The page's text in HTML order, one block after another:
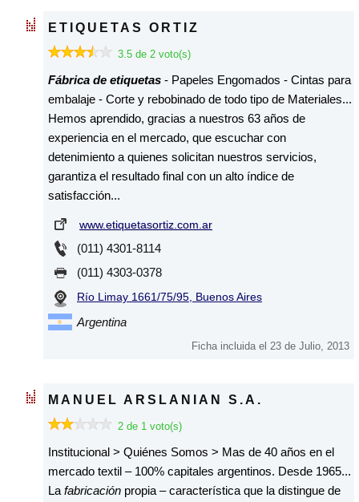
ETIQUETAS ORTIZ
3.5 de 2 voto(s)
Fábrica de etiquetas - Papeles Engomados - Cintas para
embalaje - Corte y rebobinado de todo tipo de Materiales...
Hemos aprendido, gracias a nuestros 63 años de
experiencia en el mercado, que escuchar con
detenimiento a quienes solicitan nuestros servicios,
garantiza el resultado final con un alto índice de
satisfacción...
www.etiquetasortiz.com.ar
(011) 4301-8114
(011) 4303-0378
Río Limay 1661/75/95, Buenos Aires
Argentina
Ficha incluida el 23 de Julio, 2013
MANUEL ARSLANIAN S.A.
2 de 1 voto(s)
Institucional > Quiénes Somos > Mas de 40 años en el
mercado textil – 100% capitales argentinos. Desde 1965...
La fabricación propia – característica que la distingue de